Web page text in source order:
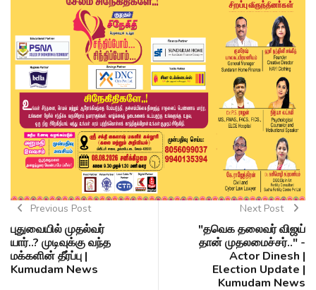
Previous Post
புதுவையில் முதல்வர்
யார்..? முடிவுக்கு வந்த
மக்களின் தீர்ப்பு |
Kumudam News
Next Post
"தவெக தலைவர் விஜய்
தான் முதலமைச்சர்.." -
Actor Dinesh |
Election Update |
Kumudam News